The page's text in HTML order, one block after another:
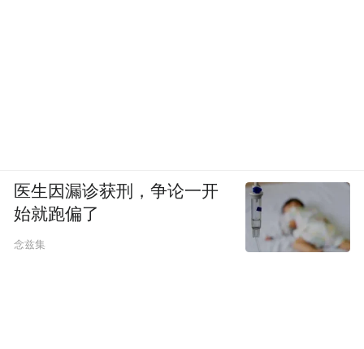
医生因漏诊获刑，争论一开
始就跑偏了
念兹集